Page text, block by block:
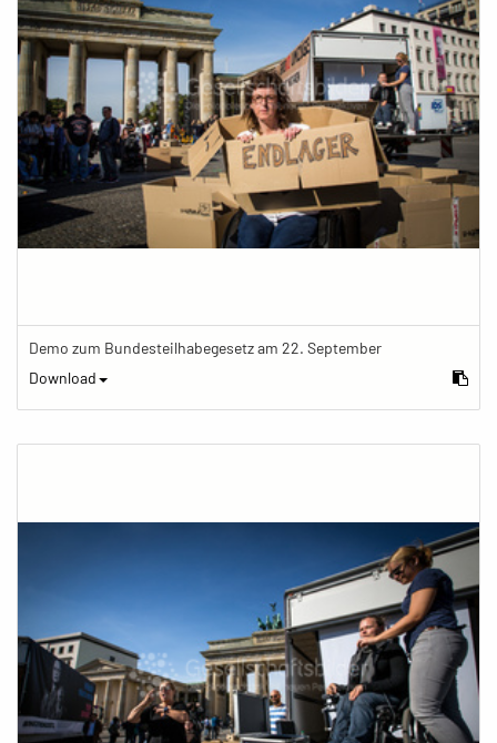
Demo zum Bundesteilhabegesetz am 22. September
Download